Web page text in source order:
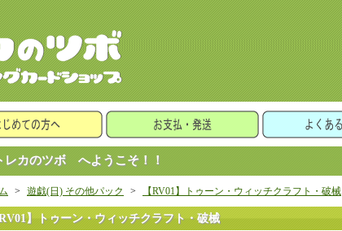
カのツボ へようこそ！！
> 遊戯(日) その他パック > 【RV01】トゥーン・ウィッチクラフト・破械
】トゥーン・ウィッチクラフト・破械